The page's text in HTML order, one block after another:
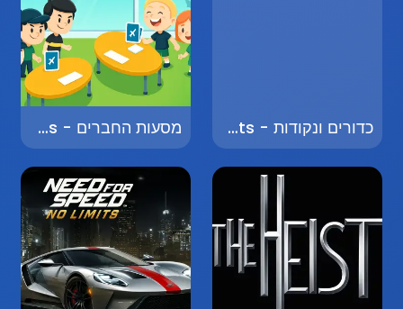
כדורים ונקודות - Balls and Dots מסעות החברים - Friends' Journeys